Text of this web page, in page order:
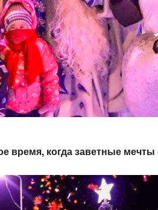
время, когда заветные